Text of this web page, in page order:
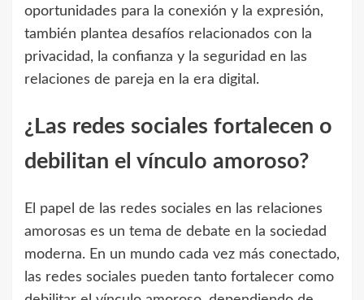
oportunidades para la conexión y la expresión,
también plantea desafíos relacionados con la
privacidad, la confianza y la seguridad en las
relaciones de pareja en la era digital.
¿Las redes sociales fortalecen o
debilitan el vínculo amoroso?
El papel de las redes sociales en las relaciones
amorosas es un tema de debate en la sociedad
moderna. En un mundo cada vez más conectado,
las redes sociales pueden tanto fortalecer como